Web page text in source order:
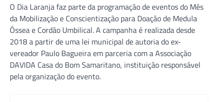
O Dia Laranja faz parte da programação de eventos do Mês
da Mobilização e Conscientização para Doação de Medula
Óssea e Cordão Umbilical. A campanha é realizada desde
2018 a partir de uma lei municipal de autoria do ex-
vereador Paulo Bagueira em parceria com a Associação
DAVIDA Casa do Bom Samaritano, instituição responsável
pela organização do evento.